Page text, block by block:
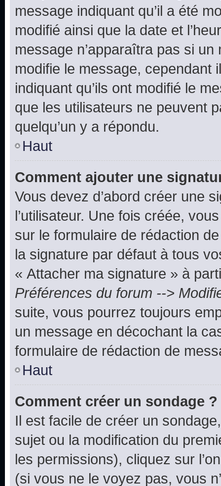
message indiquant qu’il a été
modifié ainsi que la date et
message n’apparaîtra pas si
modifie le message, cependant
indiquant qu’ils ont modifié le
que les utilisateurs ne peuvent
quelqu’un y a répondu.
Haut
Comment ajouter une
Vous devez d’abord créer une
l’utilisateur. Une fois créée,
sur le formulaire de rédaction
la signature par défaut à tous
« Attacher ma signature » à
Préférences du forum -->
suite, vous pourrez toujours
un message en décochant la
formulaire de rédaction de
Haut
Comment créer un sondage ?
Il est facile de créer un
sujet ou la modification du
les permissions), cliquez sur
(si vous ne le voyez pas, vous